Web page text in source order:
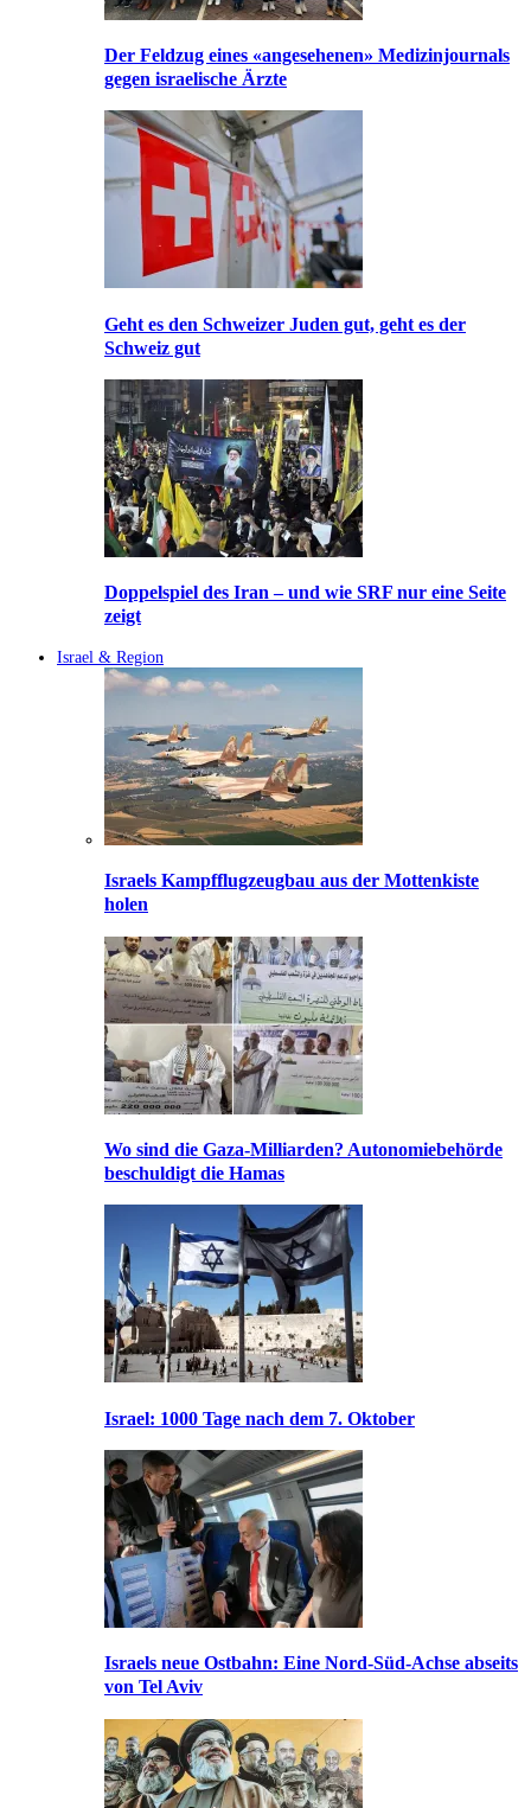
Der Feldzug eines «angesehenen» Medizinjournals
gegen israelische Ärzte
Geht es den Schweizer Juden gut, geht es der
Schweiz gut
Doppelspiel des Iran – und wie SRF nur eine Seite
zeigt
Israel & Region
Israels Kampfflugzeugbau aus der Mottenkiste
holen
Wo sind die Gaza-Milliarden? Autonomiebehörde
beschuldigt die Hamas
Israel: 1000 Tage nach dem 7. Oktober
Israels neue Ostbahn: Eine Nord-Süd-Achse abseits
von Tel Aviv